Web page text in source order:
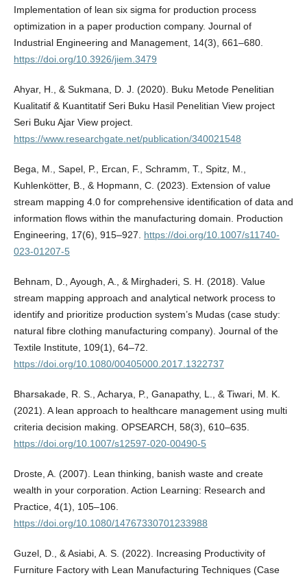
Implementation of lean six sigma for production process
optimization in a paper production company. Journal of
Industrial Engineering and Management, 14(3), 661–680.
https://doi.org/10.3926/jiem.3479
Ahyar, H., & Sukmana, D. J. (2020). Buku Metode Penelitian
Kualitatif & Kuantitatif Seri Buku Hasil Penelitian View project
Seri Buku Ajar View project.
https://www.researchgate.net/publication/340021548
Bega, M., Sapel, P., Ercan, F., Schramm, T., Spitz, M.,
Kuhlenkötter, B., & Hopmann, C. (2023). Extension of value
stream mapping 4.0 for comprehensive identification of data and
information flows within the manufacturing domain. Production
Engineering, 17(6), 915–927. https://doi.org/10.1007/s11740-
023-01207-5
Behnam, D., Ayough, A., & Mirghaderi, S. H. (2018). Value
stream mapping approach and analytical network process to
identify and prioritize production system’s Mudas (case study:
natural fibre clothing manufacturing company). Journal of the
Textile Institute, 109(1), 64–72.
https://doi.org/10.1080/00405000.2017.1322737
Bharsakade, R. S., Acharya, P., Ganapathy, L., & Tiwari, M. K.
(2021). A lean approach to healthcare management using multi
criteria decision making. OPSEARCH, 58(3), 610–635.
https://doi.org/10.1007/s12597-020-00490-5
Droste, A. (2007). Lean thinking, banish waste and create
wealth in your corporation. Action Learning: Research and
Practice, 4(1), 105–106.
https://doi.org/10.1080/14767330701233988
Guzel, D., & Asiabi, A. S. (2022). Increasing Productivity of
Furniture Factory with Lean Manufacturing Techniques (Case